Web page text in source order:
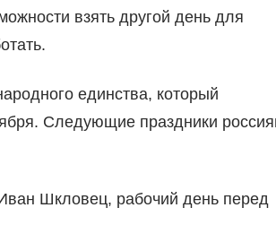
взять другой день для
единства, который
Следующие праздники
Шкловец, рабочий день перед